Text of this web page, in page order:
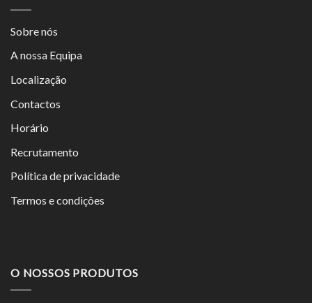
Sobre nós
A nossa Equipa
Localização
Contactos
Horário
Recrutamento
Política de privacidade
Termos e condições
O NOSSOS PRODUTOS